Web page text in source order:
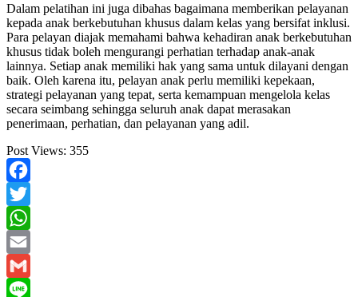
Dalam pelatihan ini juga dibahas bagaimana memberikan pelayanan
kepada anak berkebutuhan khusus dalam kelas yang bersifat inklusi.
Para pelayan diajak memahami bahwa kehadiran anak berkebutuhan
khusus tidak boleh mengurangi perhatian terhadap anak-anak
lainnya. Setiap anak memiliki hak yang sama untuk dilayani dengan
baik. Oleh karena itu, pelayan anak perlu memiliki kepekaan,
strategi pelayanan yang tepat, serta kemampuan mengelola kelas
secara seimbang sehingga seluruh anak dapat merasakan
penerimaan, perhatian, dan pelayanan yang adil.
Post Views: 355
Facebook
Twitter
WhatsApp
Email
Gmail